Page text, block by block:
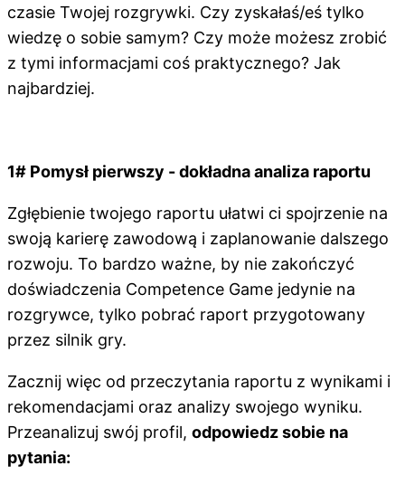
czasie Twojej rozgrywki. Czy zyskałaś/eś tylko
wiedzę o sobie samym? Czy może możesz zrobić
z tymi informacjami coś praktycznego? Jak
najbardziej.
1# Pomysł pierwszy - dokładna analiza raportu
Zgłębienie twojego raportu ułatwi ci spojrzenie na
swoją karierę zawodową i zaplanowanie dalszego
rozwoju. To bardzo ważne, by nie zakończyć
doświadczenia Competence Game jedynie na
rozgrywce, tylko pobrać raport przygotowany
przez silnik gry.
Zacznij więc od przeczytania raportu z wynikami i
rekomendacjami oraz analizy swojego wyniku.
Przeanalizuj swój profil, odpowiedz sobie na
pytania: